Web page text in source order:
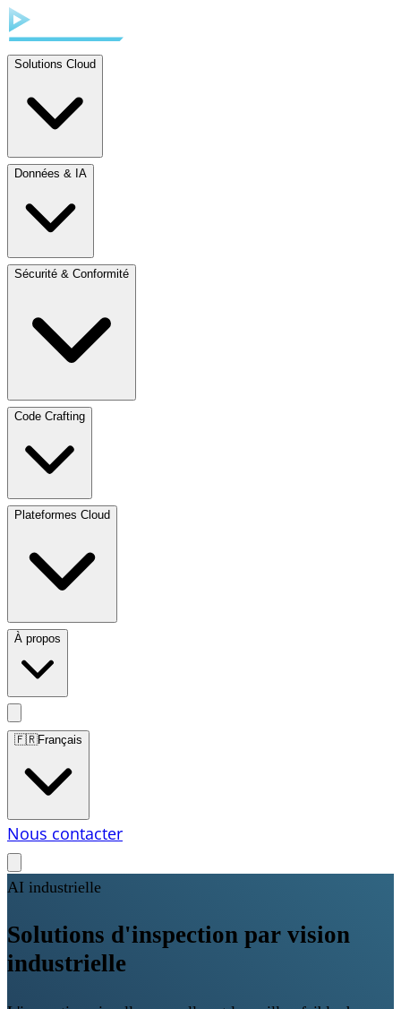
Solutions Cloud
Données & IA
Sécurité & Conformité
Code Crafting
Plateformes Cloud
À propos
🇫🇷Français
Nous contacter
AI industrielle
Solutions d'inspection par vision
industrielle